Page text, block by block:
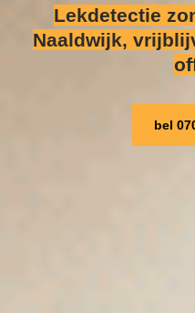
Lekdetectie
Naaldwijk,
bel